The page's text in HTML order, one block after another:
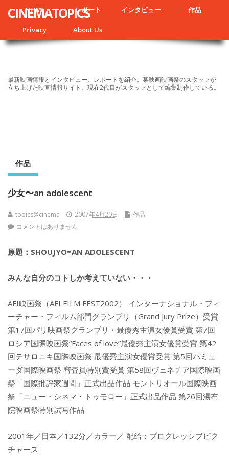
NEWS レポート インタビュー 作品
Privacy About Us
CINEMATOPICS
最新映画情報とインタビュー、レポートを紹介。某映画映画祭のスタッフが
立ち上げた映画情報サイト。現在2代目がスタッフとして編集制作している。
作品
少女〜an adolescent
topics@cinema 2007年4月20日
作品
コメントはありません
原題：SHOUJYO=AN ADOLESCENT
みんな自分のコトしか考えていない・・・
AFI映画祭（AFI FILM FEST2002） インターナショナル・フィ
ーチャー・フィルム部門グランプリ（Grand Jury Prize）受賞
第17回パリ映画祭グランプリ・最優秀主演女優賞受賞 第7回
ロシア国際映画祭“Faces of love”最優秀主演女優賞受賞 第42
回テサロニキ国際映画祭 最優秀主演女優賞受賞 第5回バミュ
ーダ国際映画祭 審査員特別賞受賞 第58回ヴェネチア国際映画
祭「国際批評家週間」正式出品作品 モントリオール国際映画
祭「ニュー・シネマ・トゥモロー」正式出品作品 第26回湯布
院映画祭特別試写作品
2001年／日本／132分／カラー／ 配給：プログレッシブピク
チャーズ